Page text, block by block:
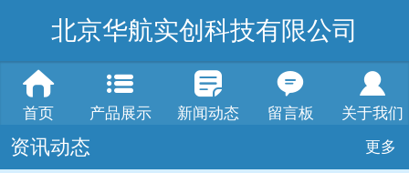
北京华航实创科技有限公司
首页 产品展示 新闻动态 留言板 关于我们
资讯动态 更多